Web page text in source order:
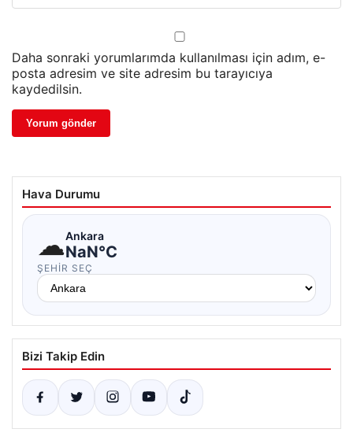
Daha sonraki yorumlarımda kullanılması için adım, e-
posta adresim ve site adresim bu tarayıcıya
kaydedilsin.
Hava Durumu
☁Ankara
NaN°C
ŞEHIR SEÇ
Bizi Takip Edin